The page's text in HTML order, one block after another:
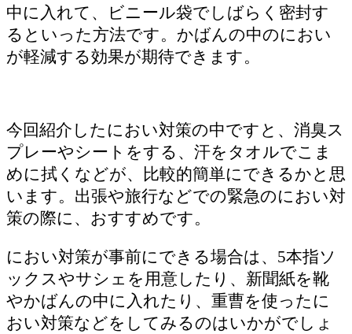
中に入れて、ビニール袋でしばらく密封す
るといった方法です。かばんの中のにおい
が軽減する効果が期待できます。
今回紹介したにおい対策の中ですと、消臭ス
プレーやシートをする、汗をタオルでこま
めに拭くなどが、比較的簡単にできるかと思
います。出張や旅行などでの緊急のにおい対
策の際に、おすすめです。
におい対策が事前にできる場合は、5本指ソ
ックスやサシェを用意したり、新聞紙を靴
やかばんの中に入れたり、重曹を使ったに
おい対策などをしてみるのはいかがでしょ